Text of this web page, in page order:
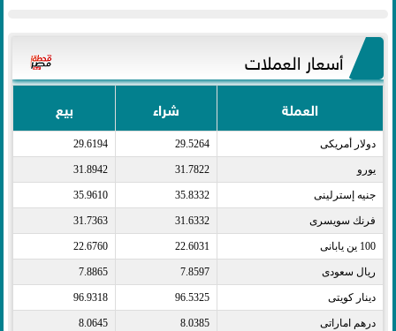
أسعار العملات
العملة شراء بيع
دولار أمريكى​ 29.5264
29.6194
يورو​ 31.7822
31.8942
جنيه إسترلينى​ 35.8332
35.9610
فرنك سويسرى​ 31.6332
31.7363
100 ين يابانى​ 22.6031
22.6760
ريال سعودى​ 7.8597
7.8865
دينار كويتى​ 96.5325
96.9318
درهم اماراتى​ 8.0385
8.0645